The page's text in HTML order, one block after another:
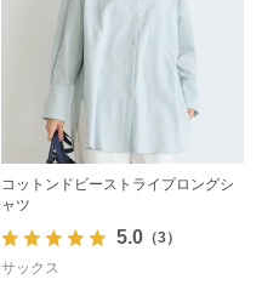
コットンドビーストライプロングシ
ャツ
5.0（3）
サックス